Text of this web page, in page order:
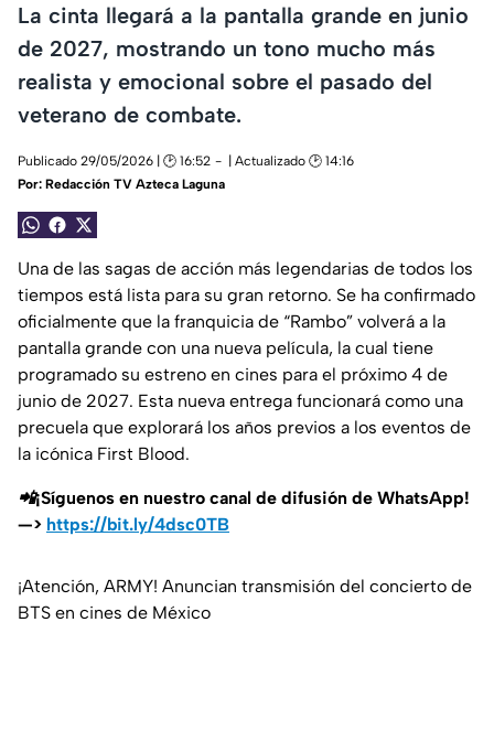
La cinta llegará a la pantalla grande en junio
de 2027, mostrando un tono mucho más
realista y emocional sobre el pasado del
veterano de combate.
Publicado 29/05/2026 | 🕑 16:52
| Actualizado 🕑 14:16
Por: Redacción TV Azteca Laguna
Una de las sagas de acción más legendarias de todos los
tiempos está lista para su gran retorno. Se ha confirmado
oficialmente que la franquicia de “Rambo” volverá a la
pantalla grande con una nueva película, la cual tiene
programado su estreno en cines para el próximo 4 de
junio de 2027. Esta nueva entrega funcionará como una
precuela que explorará los años previos a los eventos de
la icónica First Blood.
📲¡Síguenos en nuestro canal de difusión de WhatsApp!
—> https://bit.ly/4dsc0TB
¡Atención, ARMY! Anuncian transmisión del concierto de
BTS en cines de México